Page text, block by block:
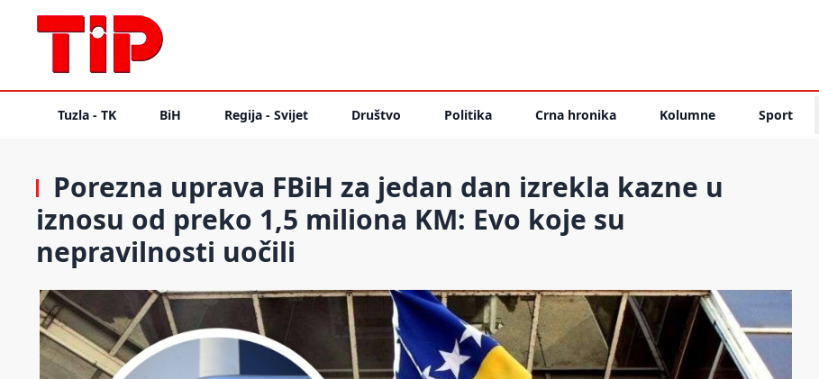
Tuzla - TK BiH Regija - Svijet Društvo Politika Crna hronika Kolumne Sport
Porezna uprava FBiH za jedan dan izrekla kazne u
iznosu od preko 1,5 miliona KM: Evo koje su
nepravilnosti uočili